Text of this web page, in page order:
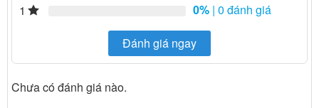
1
0% | 0 đánh giá
Đánh giá ngay
Chưa có đánh giá nào.